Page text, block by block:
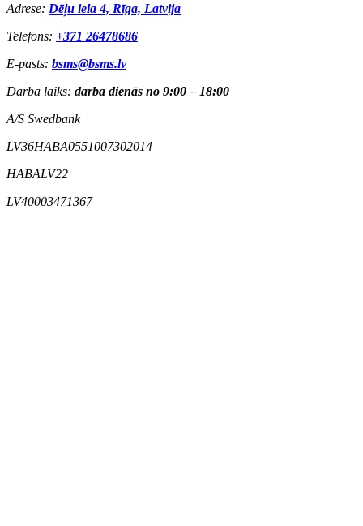
Adrese: Dēļu iela 4, Rīga, Latvija
Telefons: +371 26478686
E-pasts: bsms@bsms.lv
Darba laiks: darba dienās no 9:00 – 18:00
A/S Swedbank
LV36HABA0551007302014
HABALV22
LV40003471367